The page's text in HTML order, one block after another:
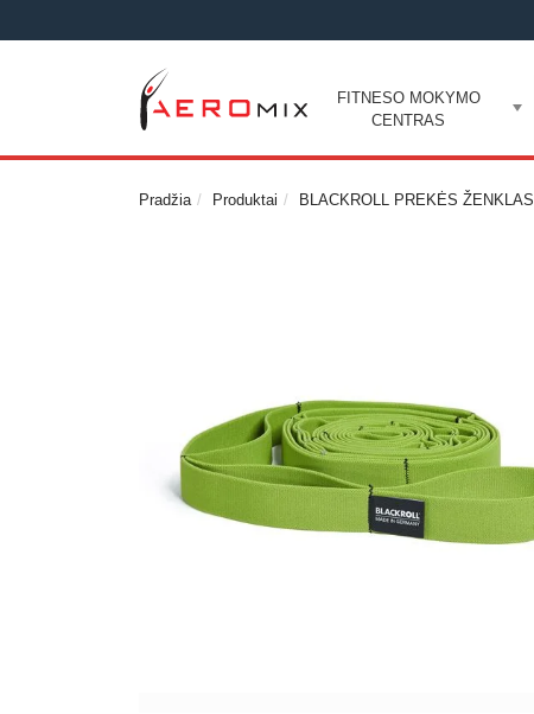
FITNESO MOKYMO
CENTRAS
Pradžia Produktai BLACKROLL PREKĖS ŽENKLAS